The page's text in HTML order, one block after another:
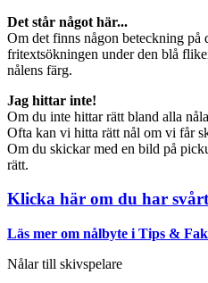
Det står något här...
Om det finns någon beteckning
fritextsökningen under den blå
nålens färg.
Jag hittar inte!
Om du inte hittar rätt bland alla
Ofta kan vi hitta rätt nål om vi får
Om du skickar med en bild på
rätt.
Klicka här om du har
Läs mer om nålbyte i Tips &
Nålar till skivspelare